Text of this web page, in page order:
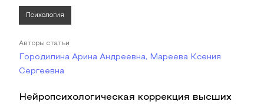
Психология
Авторы статьи
Городилина Арина Андреевна, Мареева Ксения
Сергеевна
Нейропсихологическая коррекция высших